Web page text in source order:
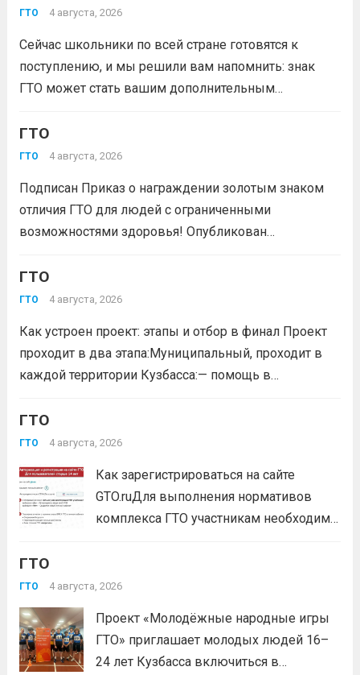
победители муниципального этапа проектной
Кузбасса.Состав команды 6 человек, 3 участника
из...Читать дальше
ГТО 4 августа, 2026
Сейчас школьники по всей стране готовятся к
поступлению, и мы решили вам напомнить: знак
ГТО может стать вашим дополнительным
Многие университеты начисляют абитуриентам
баллы за индивидуальные достижения — и знак
ГТО
ГТО 4 августа, 2026
Подписан Приказ о награждении золотым знаком
отличия ГТО для людей с ограниченными
возможностями здоровья! Опубликован
Российской Федерации № 229 НГ от 22 июля 2026
года. Документ утверждает список граждан,
Всероссийского физкультурно-спортивного
комплекса...Читать дальше
ГТО
ГТО 4 августа, 2026
Как устроен проект: этапы и отбор в финал Проект
проходит в два этапа:Муниципальный, проходит в
каждой территории Кузбасса:— помощь в
класс по правильной технике выполнения
нормативов комплекса ГТО;— тренировочные
Читать дальше
ГТО
ГТО 4 августа, 2026
Как зарегистрироваться на сайте
GTO.ruДля выполнения нормативов
комплекса ГТО участникам необходимо
выбери своё муниципальное
приходи на площадку. Возьми
документ, удостоверяющий личность,
удобную спортивную форму и воду. На
ГТО
ГТО 4 августа, 2026
Проект «Молодёжные народные игры
ГТО» приглашает молодых людей 16–
24 лет Кузбасса включиться в